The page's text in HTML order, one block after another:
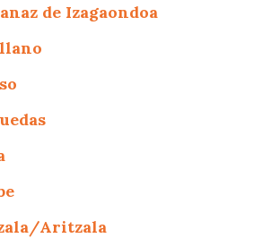
de Izagaondoa
Aritzala